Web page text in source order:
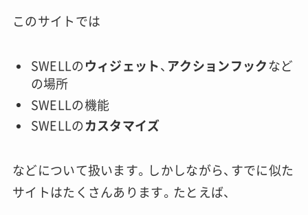
このサイトでは
SWELLのウィジェット、 アクションフックなど
の場所
SWELLの機能
SWELLのカスタマイズ
などについて扱います。しかしながら、すでに似た
サイトはたくさんあります。たとえば、